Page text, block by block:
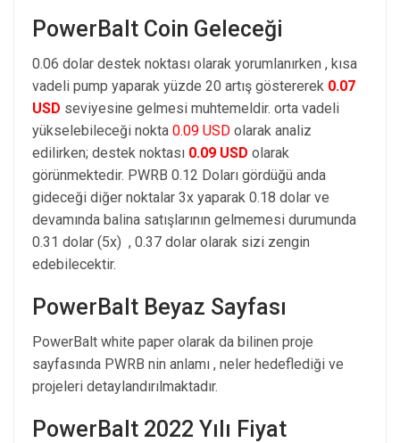
PowerBalt Coin Geleceği
0.06 dolar destek noktası olarak yorumlanırken , kısa
vadeli pump yaparak yüzde 20 artış göstererek 0.07
USD seviyesine gelmesi muhtemeldir. orta vadeli
yükselebileceği nokta 0.09 USD olarak analiz
edilirken; destek noktası 0.09 USD olarak
görünmektedir. PWRB 0.12 Doları gördüğü anda
gideceği diğer noktalar 3x yaparak 0.18 dolar ve
devamında balina satışlarının gelmemesi durumunda
0.31 dolar (5x) , 0.37 dolar olarak sizi zengin
edebilecektir.
PowerBalt Beyaz Sayfası
PowerBalt white paper olarak da bilinen proje
sayfasında PWRB nin anlamı , neler hedeflediği ve
projeleri detaylandırılmaktadır.
PowerBalt 2022 Yılı Fiyat